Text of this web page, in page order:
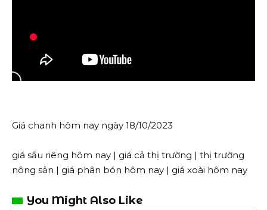
Giá chanh hôm nay ngày 18/10/2023
giá sầu riêng hôm nay | giá cả thị trường | thị trường
nông sản | giá phân bón hôm nay | giá xoài hôm nay
You Might Also Like